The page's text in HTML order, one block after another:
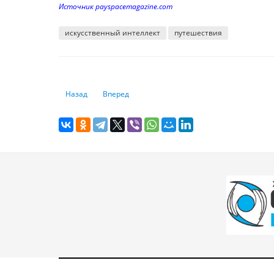
Источник payspacemagazine.com
искусственный интеллект путешествия
Предыдущий: Главные достижения Казахстана в сфере
Назад Следующий: Будущее медицины: как
Вперед